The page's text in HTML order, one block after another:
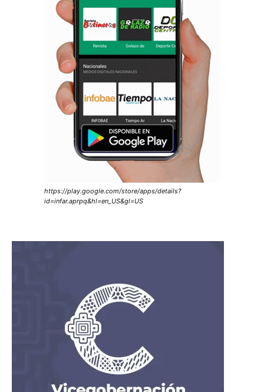
https://play.google.com/store/apps/details?
id=infar.aprpq&hl=en_US&gl=US